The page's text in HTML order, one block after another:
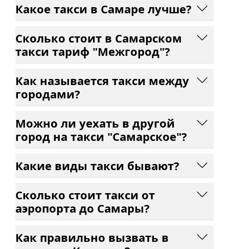
Какое такси в Самаре лучше?
Сколько стоит в Самарском
такси тариф "Межгород"?
Как называется такси между
городами?
Можно ли уехать в другой
город на такси "Самарское"?
Какие виды такси бывают?
Сколько стоит такси от
аэропорта до Самары?
Как правильно вызвать в